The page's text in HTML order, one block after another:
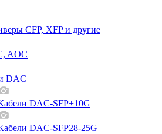
CFP, XFP и другие
AOC
DAC
DAC-SFP+10G
DAC-SFP28-25G